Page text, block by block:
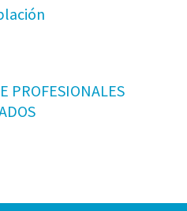
PROFESIONALES